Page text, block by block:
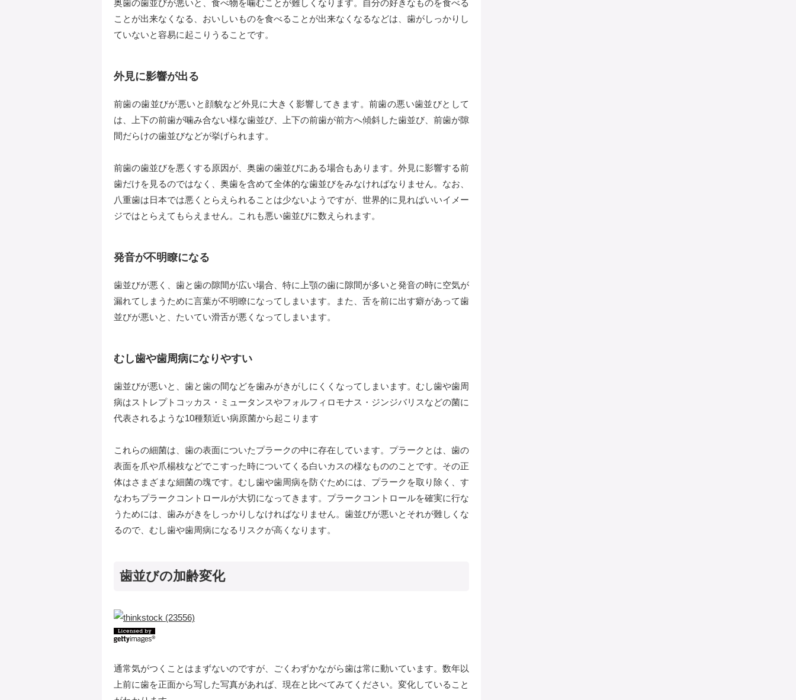
奥歯の歯並びが悪いと、食べ物を噛むことが難しくなります。自分の好きなものを食べる
ことが出来なくなる、おいしいものを食べることが出来なくなるなどは、歯がしっかりし
ていないと容易に起こりうることです。
外見に影響が出る
前歯の歯並びが悪いと顔貌など外見に大きく影響してきます。前歯の悪い歯並びとして
は、上下の前歯が噛み合ない様な歯並び、上下の前歯が前方へ傾斜した歯並び、前歯が隙
間だらけの歯並びなどが挙げられます。
前歯の歯並びを悪くする原因が、奥歯の歯並びにある場合もあります。外見に影響する前
歯だけを見るのではなく、奥歯を含めて全体的な歯並びをみなければなりません。なお、
八重歯は日本では悪くとらえられることは少ないようですが、世界的に見ればいいイメー
ジではとらえてもらえません。これも悪い歯並びに数えられます。
発音が不明瞭になる
歯並びが悪く、歯と歯の隙間が広い場合、特に上顎の歯に隙間が多いと発音の時に空気が
漏れてしまうために言葉が不明瞭になってしまいます。また、舌を前に出す癖があって歯
並びが悪いと、たいてい滑舌が悪くなってしまいます。
むし歯や歯周病になりやすい
歯並びが悪いと、歯と歯の間などを歯みがきがしにくくなってしまいます。むし歯や歯周
病はストレプトコッカス・ミュータンスやフォルフィロモナス・ジンジバリスなどの菌に
代表されるような10種類近い病原菌から起こります
これらの細菌は、歯の表面についたプラークの中に存在しています。プラークとは、歯の
表面を爪や爪楊枝などでこすった時についてくる白いカスの様なもののことです。その正
体はさまざまな細菌の塊です。むし歯や歯周病を防ぐためには、プラークを取り除く、す
なわちプラークコントロールが大切になってきます。プラークコントロールを確実に行な
うためには、歯みがきをしっかりしなければなりません。歯並びが悪いとそれが難しくな
るので、むし歯や歯周病になるリスクが高くなります。
歯並びの加齢変化
通常気がつくことはまずないのですが、ごくわずかながら歯は常に動いています。数年以
上前に歯を正面から写した写真があれば、現在と比べてみてください。変化していること